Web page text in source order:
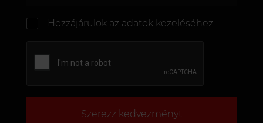
Hozzájárulok az adatok kezeléséhez
Szerezz kedvezményt